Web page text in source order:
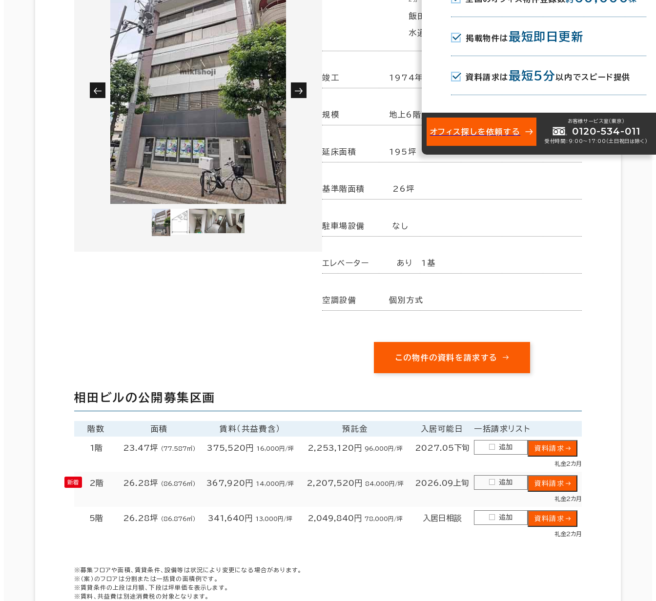
飯田橋駅(JR) 東口 4分
水道橋駅(JR) 西口 7分
竣工 1974年 1月（リニューアル：2020年 9月）
規模 地上6階建
延床面積 195坪
基準階面積 26坪
駐車場設備 なし
エレベーター あり 1基
空調設備 個別方式
この物件の資料を請求する
相田ビルの公開募集区画
階数 面積 賃料（共益費含） 預託金 入居可能日 一括請求リスト
1階 23.47坪 （77.587㎡） 375,520円 16,000円/坪 2,253,120円 96,000円/坪 2027.05下旬 追加 資料請求
礼金2カ月
2階 26.28坪 （86.876㎡） 367,920円 14,000円/坪 2,207,520円 84,000円/坪 2026.09上旬 追加 資料請求
礼金2カ月
5階 26.28坪 （86.876㎡） 341,640円 13,000円/坪 2,049,840円 78,000円/坪 入居日相談 追加 資料請求
礼金2カ月
※募集フロアや面積、賃貸条件、設備等は状況により変更になる場合があります。
※（案）のフロアは分割または一括貸の面積例です。
※賃貸条件の上段は月額、下段は坪単価を表示します。
※賃料、共益費は別途消費税の対象となります。
掲載物件は 最短即日更新
資料請求は 最短5分 以内でスピード提供
オフィス探しを依頼する
お客様サービス室（東京）
0120-534-011
受付時間：9:00〜17:00（土日祝日は除く）